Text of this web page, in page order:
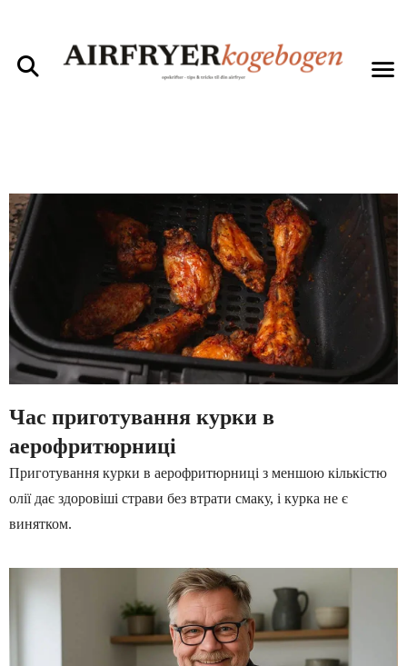
Час приготування курки в
аерофритюрниці
Приготування курки в аерофритюрниці з меншою кількістю
олії дає здоровіші страви без втрати смаку, і курка не є
винятком.